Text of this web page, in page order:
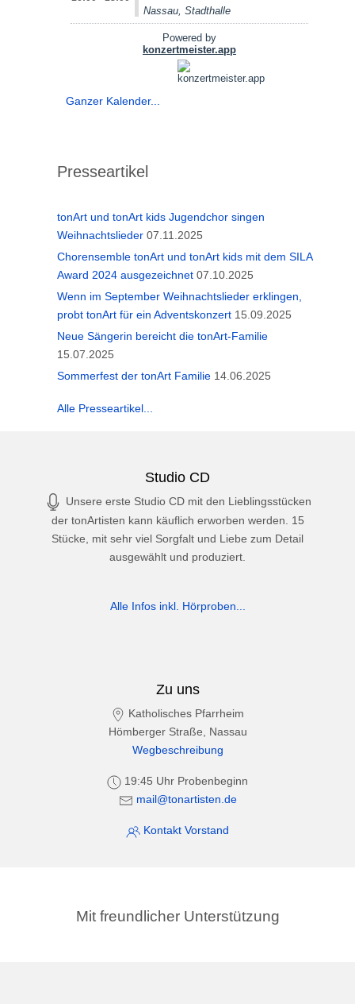
Ganzer Kalender...
Presseartikel
tonArt und tonArt kids Jugendchor singen
Weihnachtslieder 07.11.2025
Chorensemble tonArt und tonArt kids mit dem SILA
Award 2024 ausgezeichnet 07.10.2025
Wenn im September Weihnachtslieder erklingen,
probt tonArt für ein Adventskonzert 15.09.2025
Neue Sängerin bereicht die tonArt-Familie
15.07.2025
Sommerfest der tonArt Familie 14.06.2025
Alle Presseartikel...
Studio CD
Unsere erste Studio CD mit den Lieblingsstücken
der tonArtisten kann käuflich erworben werden. 15
Stücke, mit sehr viel Sorgfalt und Liebe zum Detail
ausgewählt und produziert.
Alle Infos inkl. Hörproben...
Zu uns
Katholisches Pfarrheim
Hömberger Straße, Nassau
Wegbeschreibung
19:45 Uhr Probenbeginn
mail@tonartisten.de
Kontakt Vorstand
Mit freundlicher Unterstützung